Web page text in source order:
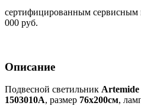
сертифицированным сервисным
000 руб.
Описание
Подвесной светильник
1503010A, размер 76х200см,